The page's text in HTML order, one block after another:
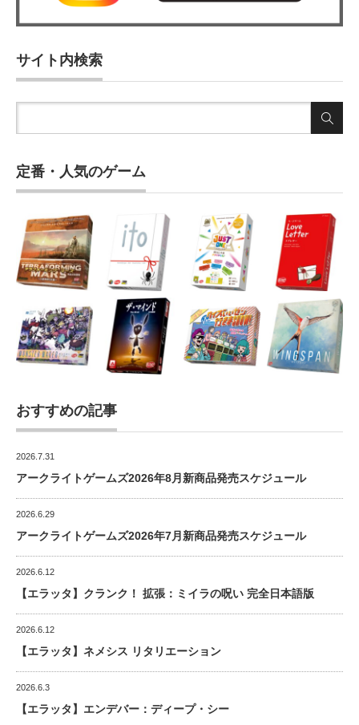
サイト内検索
定番・人気のゲーム
おすすめの記事
2026.7.31
アークライトゲームズ2026年8月新商品発売スケジュール
2026.6.29
アークライトゲームズ2026年7月新商品発売スケジュール
2026.6.12
【エラッタ】クランク！ 拡張：ミイラの呪い 完全日本語版
2026.6.12
【エラッタ】ネメシス リタリエーション
2026.6.3
【エラッタ】エンデバー：ディープ・シー